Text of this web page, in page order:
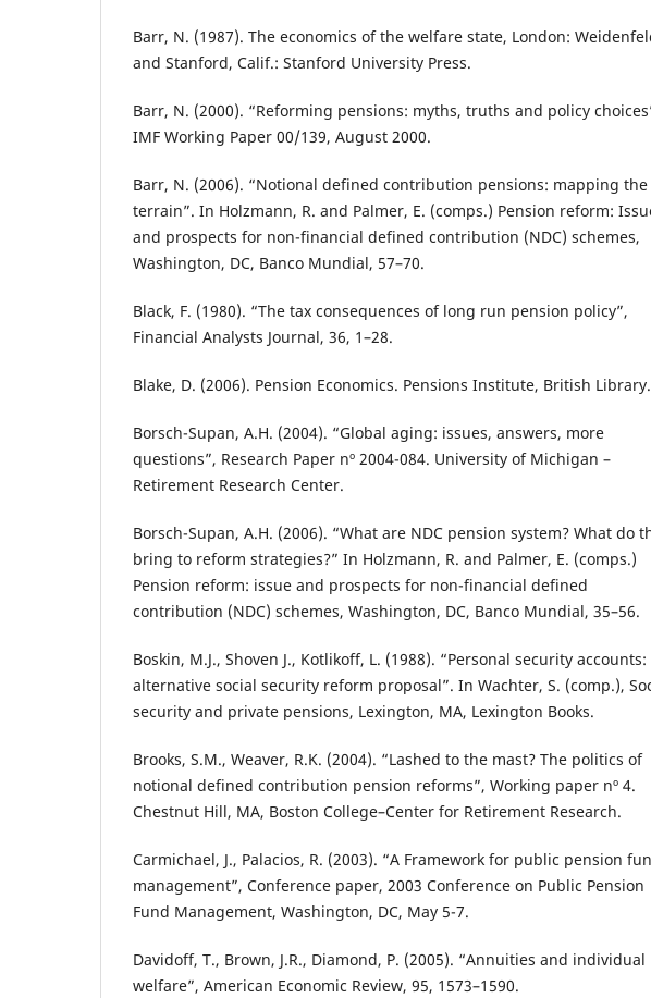
Barr, N. (1987). The economics of the welfare state, London:
and Stanford, Calif.: Stanford University Press.
Barr, N. (2000). “Reforming pensions: myths, truths and policy
IMF Working Paper 00/139, August 2000.
Barr, N. (2006). “Notional defined contribution pensions: mapping the
terrain”. In Holzmann, R. and Palmer, E. (comps.) Pension reform:
and prospects for non-financial defined contribution (NDC) schemes,
Washington, DC, Banco Mundial, 57–70.
Black, F. (1980). “The tax consequences of long run pension policy”,
Financial Analysts Journal, 36, 1–28.
Blake, D. (2006). Pension Economics. Pensions Institute, British Library.
Borsch-Supan, A.H. (2004). “Global aging: issues, answers, more
questions”, Research Paper nº 2004-084. University of Michigan –
Retirement Research Center.
Borsch-Supan, A.H. (2006). “What are NDC pension system? What do
bring to reform strategies?” In Holzmann, R. and Palmer, E. (comps.)
Pension reform: issue and prospects for non-financial defined
contribution (NDC) schemes, Washington, DC, Banco Mundial, 35–56.
Boskin, M.J., Shoven J., Kotlikoff, L. (1988). “Personal security accounts:
alternative social security reform proposal”. In Wachter, S. (comp.),
security and private pensions, Lexington, MA, Lexington Books.
Brooks, S.M., Weaver, R.K. (2004). “Lashed to the mast? The politics of
notional defined contribution pension reforms”, Working paper nº 4.
Chestnut Hill, MA, Boston College–Center for Retirement Research.
Carmichael, J., Palacios, R. (2003). “A Framework for public pension
management”, Conference paper, 2003 Conference on Public Pension
Fund Management, Washington, DC, May 5-7.
Davidoff, T., Brown, J.R., Diamond, P. (2005). “Annuities and individual
welfare”, American Economic Review, 95, 1573–1590.